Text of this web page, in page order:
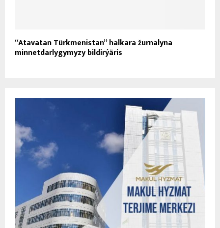
“Atavatan Türkmenistan” halkara žurnalyna
minnetdarlygymyzy bildirýäris